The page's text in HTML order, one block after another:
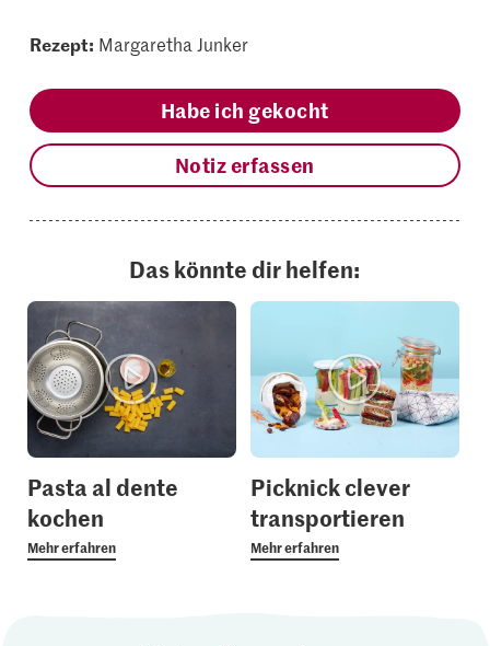
Rezept: Margaretha Junker
Habe ich gekocht
Notiz erfassen
Das könnte dir helfen:
Pasta al dente
kochen
Mehr erfahren
Picknick clever
transportieren
Mehr erfahren